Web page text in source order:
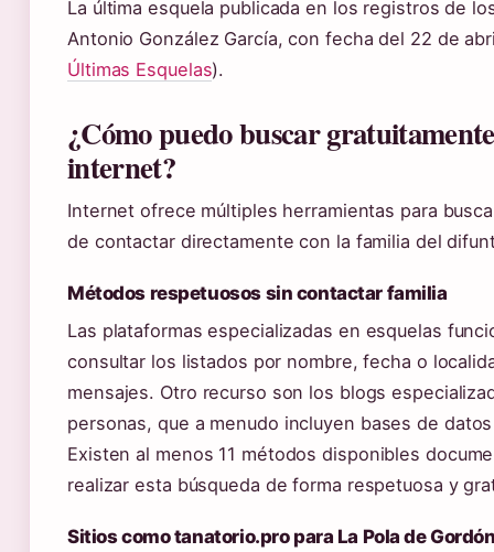
La última esquela publicada en los registros de
Antonio González García, con fecha del 22 de
Últimas Esquelas).
¿Cómo puedo buscar
internet?
Internet ofrece múltiples herramientas para
de contactar directamente con la familia del
Métodos respetuosos sin contactar familia
Las plataformas especializadas en esquelas
consultar los listados por nombre, fecha o
mensajes. Otro recurso son los blogs
personas, que a menudo incluyen bases de
Existen al menos 11 métodos disponibles
realizar esta búsqueda de forma respetuosa y
Sitios como tanatorio.pro para La Pola de